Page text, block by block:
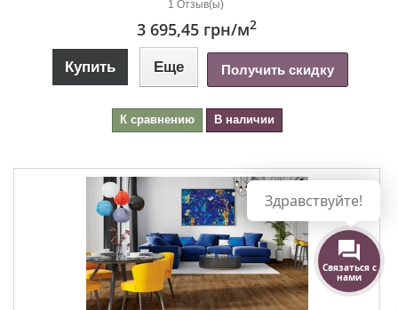
1 Отзыв(ы)
3 695,45 грн/м2
Купить Еще Получить скидку
К сравнению В наличии
Связаться с
нами
Здравствуйте!